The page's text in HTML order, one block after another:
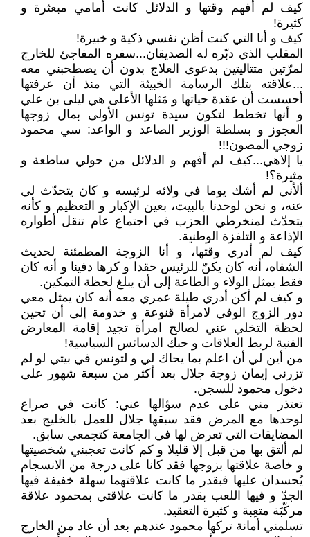
كيف لم أفهم وقتها و الدلائل كانت أمامي مبعثرة و
كثيرة!
كيف و أنا التي كنت أظن نفسي ذكية و خبيرة!
المقلب الذي دبّره له الصديقان...سفره المفاجئ للخارج
لمرّتين متتاليتين بدعوى العلاج بدون أن يصطحبني معه
...علاقته بتلك الرسامة الخبيثة التي منذ أن عرفتها
أحسست أن عقدة حياتها و مَثلها الأعلى هي ليلى بن علي
و أنها تخطط لتكون سيدة تونس الأولى بمال زوجها
العجوز و بسلطة الوزير الصاعد و الواعد: سي محمود
زوجي المصون!!!
يا إلاهي...كيف لم أفهم و الدلائل من حولي ساطعة و
مثيرة؟!
ألأني لم أشك يوما في ولائه لرئيسه و كان يتحدّث لي
عنه، و نحن لوحدنا بالبيت، بعين الإكبار و التعظيم و كأنه
يتحدّث لمنخرطي الحزب في اجتماع عام تنقل أطواره
الإذاعة و التلفزة الوطنية.
كيف لم أدري وقتها، و أنا الزوجة المطمئنة لحديث
الشفاه، أنه كان يكنّ للرئيس حقدا و كرها دفينا و أنه كان
فقط يمثل الولاء و الطاعة إلى أن يبلغ لحظة التمكين.
و كيف لم أكن أدري طيلة عمري معه أنه كان يمثل معي
دور الزوج الوفي لامرأة قنوعة و خدومة إلى أن تحين
لحظة التخلي عني لصالح امرأة تجيد إقامة المعارض
الفنية لربط العلاقات و حبك الدسائس السياسية!
من أين لي أن اعلم بما يحاك لي و لتونس في بيتي لو لم
تزرني إيمان زوجة جلال بعد أكثر من سبعة شهور على
دخول محمود للسجن.
تعتذر مني على عدم سؤالها عني: كانت في صراع
لوحدها مع المرض فقد سبقها جلال للعمل بالخليج بعد
المضايقات التي تعرض لها في الجامعة كتجمعي سابق.
لم ألتق بها من قبل إلا قليلا و كم كانت تعجبني شخصيتها
و خاصة علاقتها بزوجها فقد كانا على درجة من الانسجام
يُحسدان عليها فبقدر ما كانت علاقتهما سهلة خفيفة فيها
الجدّ و فيها اللعب بقدر ما كانت علاقتي بمحمود علاقة
مركّبَة متعِبة و كثيرة التعقيد.
تسلمني أمانة تركها محمود عندهم بعد أن عاد من الخارج